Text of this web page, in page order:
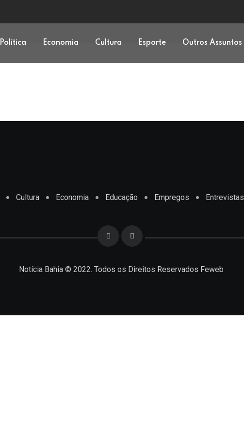
Política Economia Cultura Esporte Outros Assuntos
Cultura Economia Educação Empregos Entrevistas
Notícia Bahia © 2022. Todos os Direitos Reservados Feweb